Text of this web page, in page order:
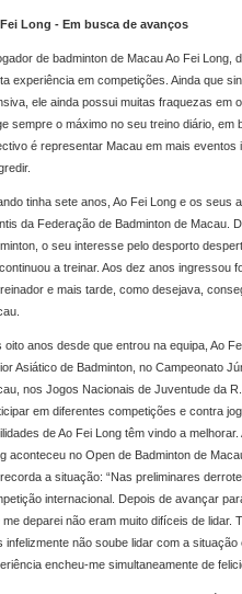
Long - Em busca de avanços
de badminton de Macau Ao Fei Long,
experiência em competições. Ainda que
ele ainda possui muitas fraquezas em
sempre o máximo no seu treino diário,
é representar Macau em mais
tinha sete anos, Ao Fei Long e os seus
da Federação de Badminton de Macau.
o seu interesse pelo desporto
a treinar. Aos dez anos ingressou
e mais tarde, como desejava,
oito anos desde que entrou na equipa, Ao
Asiático de Badminton, no Campeonato
nos Jogos Nacionais de Juventude da
em diferentes competições e contra
de Ao Fei Long têm vindo a
aconteceu no Open de Badminton de
a situação: “Nas preliminares
internacional. Depois de avançar
me deparei não eram muito difíceis de lidar.
infelizmente não soube lidar com a
encheu-me simultaneamente de